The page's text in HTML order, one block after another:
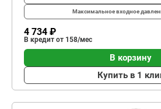
Максимальное входное
4 734 ₽
В кредит от 158/мес
В корзину
Купить в 1